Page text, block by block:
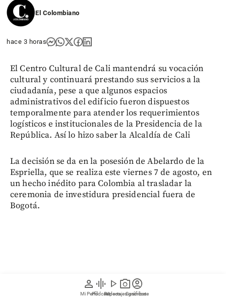
person
Mi Perfil
graphic_eq
Pódcast
play_arrow
Videos
photo_camera
Reportajes gráficos
account_circle
Suscríbete
El Colombiano
hace 3 horas
El Centro Cultural de Cali mantendrá su vocación
cultural y continuará prestando sus servicios a la
ciudadanía, pese a que algunos espacios
administrativos del edificio fueron dispuestos
temporalmente para atender los requerimientos
logísticos e institucionales de la Presidencia de la
República. Así lo hizo saber la Alcaldía de Cali
La decisión se da en la posesión de Abelardo de la
Espriella, que se realiza este viernes 7 de agosto, en
un hecho inédito para Colombia al trasladar la
ceremonia de investidura presidencial fuera de
Bogotá.